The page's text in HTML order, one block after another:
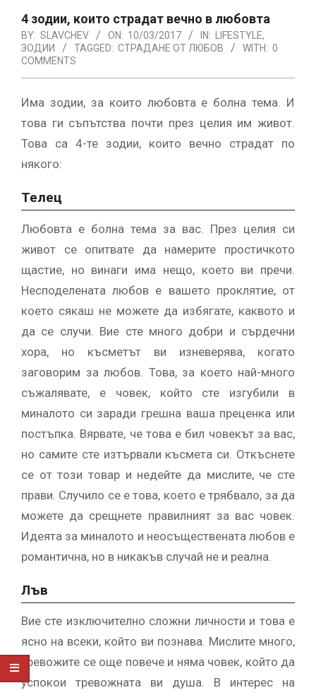
4 зодии, които страдат вечно в любовта
BY: SLAVCHEV ON: 10/03/2017 IN: LIFESTYLE,
ЗОДИИ
TAGGED: СТРАДАНЕ ОТ ЛЮБОВ WITH: 0
COMMENTS
Има зодии, за които любовта е болна тема. И
това ги съпътства почти през целия им живот.
Това са 4-те зодии, които вечно страдат по
някого:
Телец
Любовта е болна тема за вас. През целия си
живот се опитвате да намерите простичкото
щастие, но винаги има нещо, което ви пречи.
Несподелената любов е вашето проклятие, от
което сякаш не можете да избягате, каквото и
да се случи. Вие сте много добри и сърдечни
хора, но късметът ви изневерява, когато
заговорим за любов. Това, за което най-много
съжалявате, е човек, който сте изгубили в
миналото си заради грешна ваша преценка или
постъпка. Вярвате, че това е бил човекът за вас,
но самите сте изтървали късмета си. Откъснете
се от този товар и недейте да мислите, че сте
прави. Случило се е това, което е трябвало, за да
можете да срещнете правилният за вас човек.
Идеята за миналото и неосъществената любов е
романтична, но в никакъв случай не и реална.
Лъв
Вие сте изключително сложни личности и това е
ясно на всеки, който ви познава. Мислите много,
тревожите се още повече и няма човек, който да
успокои тревожната ви душа. В интерес на